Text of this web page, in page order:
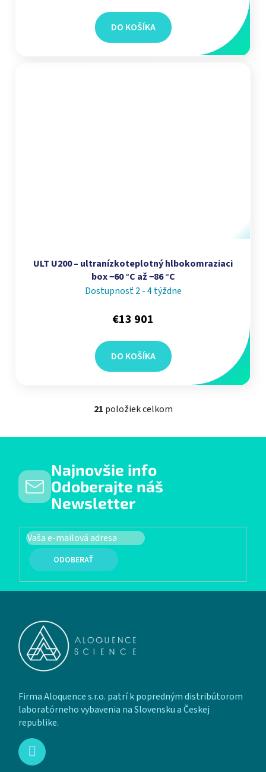
DO KOŠÍKA
ULT U200 – ultranízkoteplotný hlbokomraziaci
box −60 °C až −86 °C
Dostupnosť 2 - 4 týždne
€13 901
DO KOŠÍKA
Ovládacie prvky výpisu
21 položiek celkom
Najnovšie info
Odoberajte náš
Newsletter
PRIHLÁSIŤ SA
Firma Aloquence s.r.o. patrí k popredným distribútorom
laboratórneho vybavenia na Slovensku a Českej
republike.